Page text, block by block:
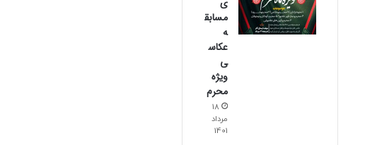
مسابق
ه
عکاس
ی
ویژه
محرم
18
مرداد
1401